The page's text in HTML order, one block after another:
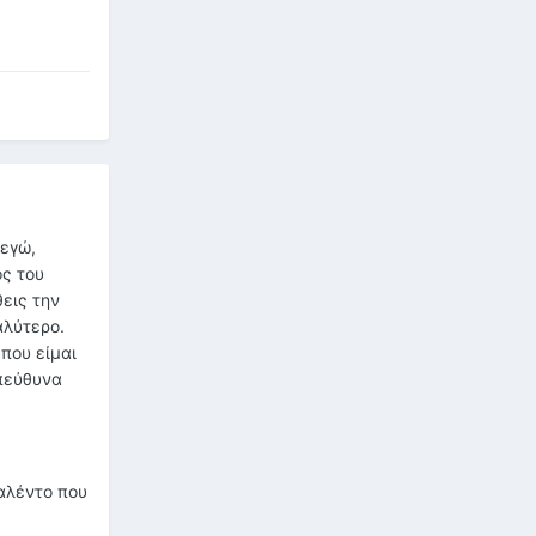
του
την
είμαι
που